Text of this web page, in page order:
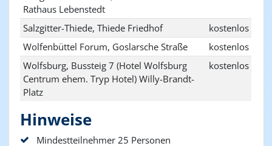
Rathaus Lebenstedt
Salzgitter-Thiede, Thiede Friedhof
kostenlos
Wolfenbüttel Forum, Goslarsche Straße
kostenlos
Wolfsburg, Bussteig 7 (Hotel Wolfsburg
Centrum ehem. Tryp Hotel) Willy-Brandt-
Platz
kostenlos
Hinweise
Mindestteilnehmer 25 Personen